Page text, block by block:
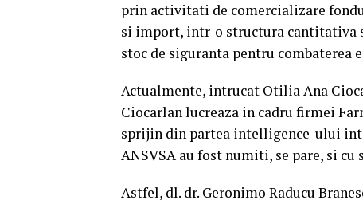
prin activitati de comercializare
si import, intr-o structura cantitativa
stoc de siguranta pentru combaterea
Actualmente, intrucat Otilia Ana
Ciocarlan lucreaza in cadru firmei
sprijin din partea intelligence-ului
ANSVSA au fost numiti, se pare, si
Astfel, dl. dr. Geronimo Raducu